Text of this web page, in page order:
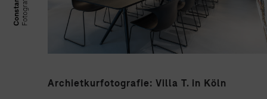
Archietkurfotografie: Villa T. in Köln